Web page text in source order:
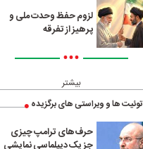
لزوم حفظ وحدت ملی و
پرهیز از تفرقه
•••
بیشتر
توئیت ها و ویراستی های برگزیده
حرف‌های ترامپ چیزی
جز یک دیپلماسی نمایشی